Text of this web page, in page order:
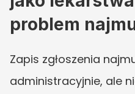
problem
Zapis zgłoszenia
administracyjnie, ale